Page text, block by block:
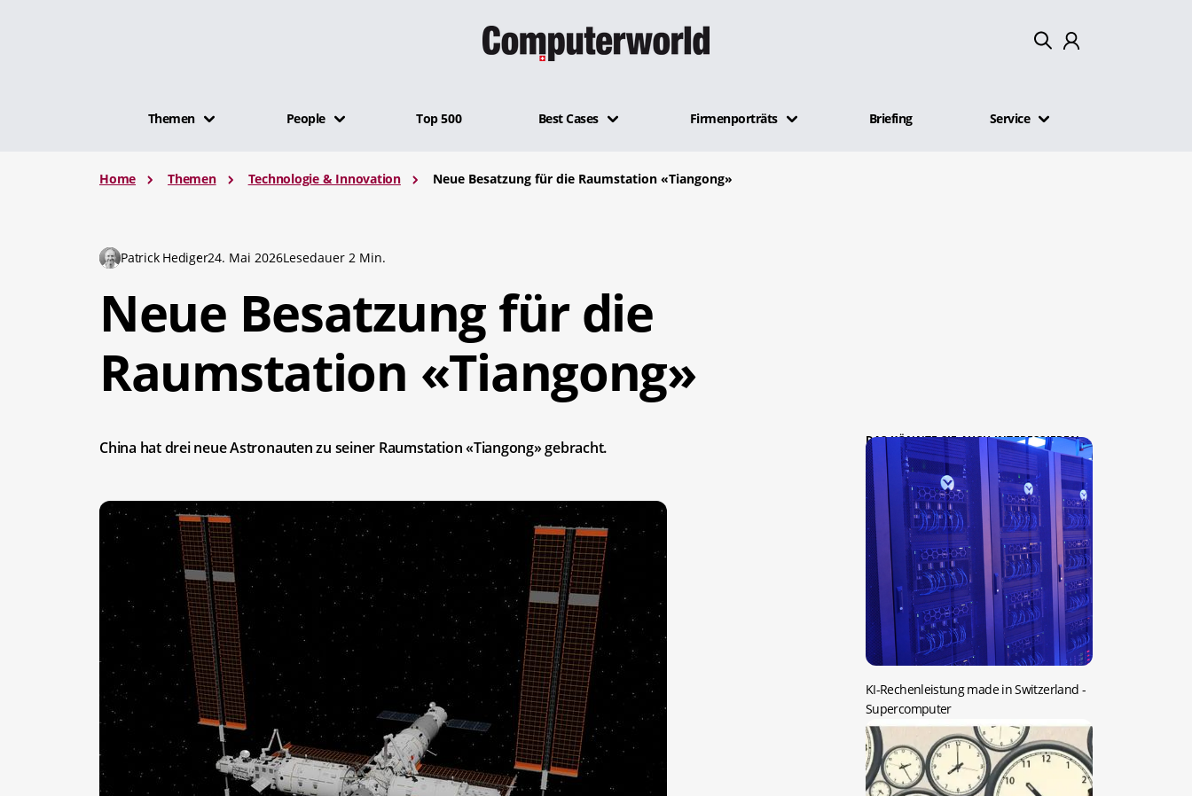
Themen People Top 500 Best Cases Firmenporträts Briefing Service
Home Themen Technologie & Innovation Neue Besatzung für die Raumstation «Tiangong»
Patrick Hediger24. Mai 2026Lesedauer 2 Min.
Neue Besatzung für die
Raumstation «Tiangong»
China hat drei neue Astronauten zu seiner Raumstation «Tiangong» gebracht. DAS KÖNNTE SIE AUCH INTERESSIEREN:
KI-Rechenleistung made in Switzerland -
Supercomputer